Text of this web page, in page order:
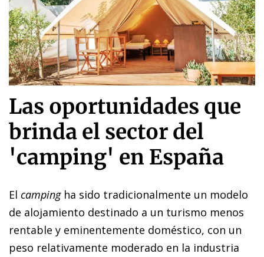
Las oportunidades que
brinda el sector del
'camping' en España
El campingha sido tradicionalmente un modelo
de alojamiento destinado a un turismo menos
rentable y eminentemente doméstico, con un
peso relativamente moderado en la industria